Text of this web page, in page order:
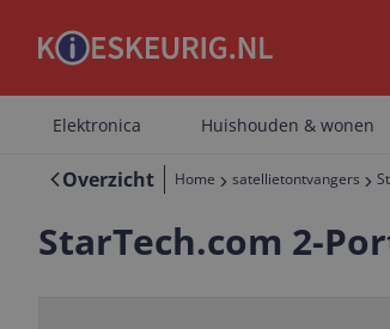
Elektronica Huishouden & wonen
Overzicht Home satellietontvangers
StarTech.com 2-